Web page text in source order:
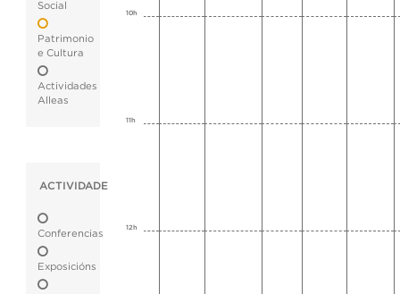
Social
Patrimonio
e Cultura
Actividades
Alleas
ACTIVIDADE
Conferencias
Exposicións
10h
11h
12h